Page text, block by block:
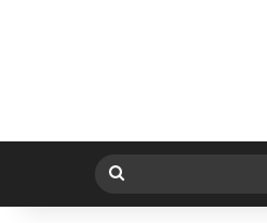
بحث
عن